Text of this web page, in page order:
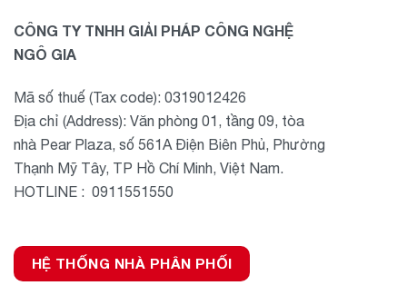
CÔNG TY TNHH GIẢI PHÁP CÔNG NGHỆ
NGÔ GIA
Mã số thuế (Tax code): 0319012426
Địa chỉ (Address): Văn phòng 01, tầng 09, tòa
nhà Pear Plaza, số 561A Điện Biên Phủ, Phường
Thạnh Mỹ Tây, TP Hồ Chí Minh, Việt Nam.
HOTLINE : 0911551550
HỆ THỐNG NHÀ PHÂN PHỐI